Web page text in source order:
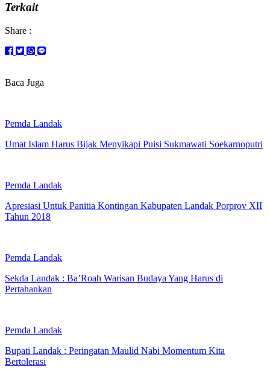
Terkait
Share :
Baca Juga
Pemda Landak
Umat Islam Harus Bijak Menyikapi Puisi Sukmawati Soekarnoputri
Pemda Landak
Apresiasi Untuk Panitia Kontingan Kabupaten Landak Porprov XII
Tahun 2018
Pemda Landak
Sekda Landak : Ba’Roah Warisan Budaya Yang Harus di
Pertahankan
Pemda Landak
Bupati Landak : Peringatan Maulid Nabi Momentum Kita
Bertolerasi